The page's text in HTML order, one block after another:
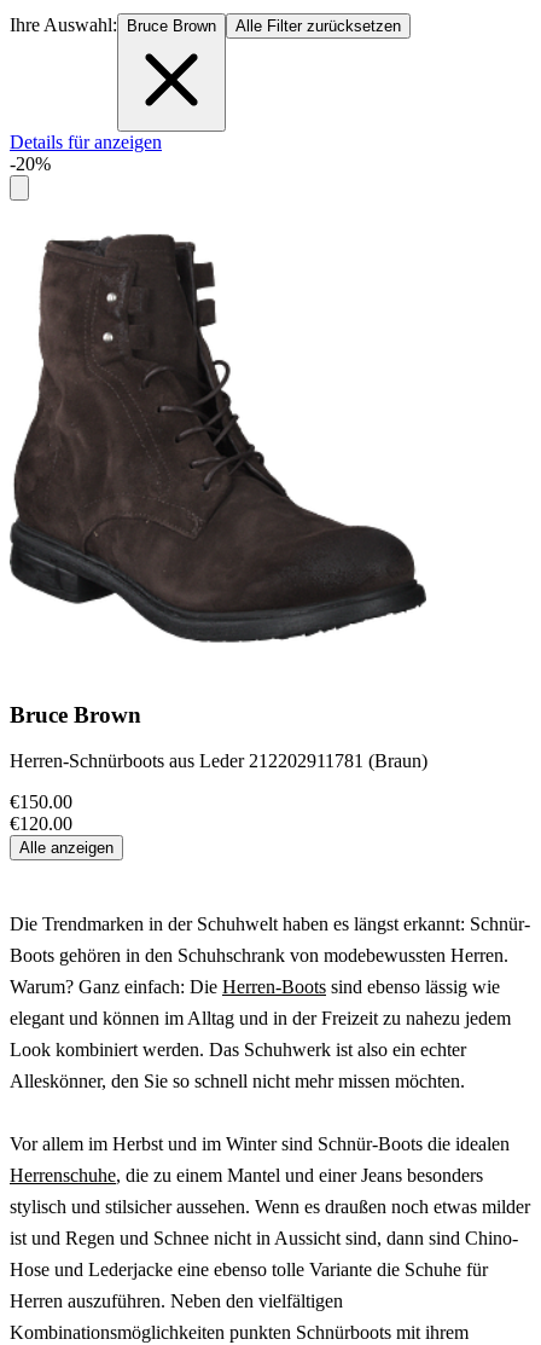
Ihre Auswahl: Bruce Brown Alle Filter zurücksetzen
Details für anzeigen
-20%
Bruce Brown
Herren-Schnürboots aus Leder 212202911781 (Braun)
€150.00
€120.00
Alle anzeigen
Die Trendmarken in der Schuhwelt haben es längst erkannt: Schnür-
Boots gehören in den Schuhschrank von modebewussten Herren.
Warum? Ganz einfach: Die Herren-Boots sind ebenso lässig wie
elegant und können im Alltag und in der Freizeit zu nahezu jedem
Look kombiniert werden. Das Schuhwerk ist also ein echter
Alleskönner, den Sie so schnell nicht mehr missen möchten.
Vor allem im Herbst und im Winter sind Schnür-Boots die idealen
Herrenschuhe, die zu einem Mantel und einer Jeans besonders
stylisch und stilsicher aussehen. Wenn es draußen noch etwas milder
ist und Regen und Schnee nicht in Aussicht sind, dann sind Chino-
Hose und Lederjacke eine ebenso tolle Variante die Schuhe für
Herren auszuführen. Neben den vielfältigen
Kombinationsmöglichkeiten punkten Schnürboots mit ihrem